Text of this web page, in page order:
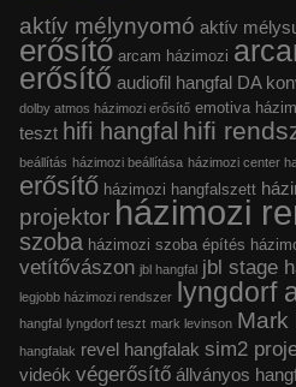
aktív mélynyomó aktív
erősítő arcam házimozi
erősítő audiofil hangfal DA
dolby atmos házimozi erősítő emotiva
teszt hifi hangfal hifi
beállítás házimozi beállítása házimozi center
erősítő házimozi hangfalszett
projektor házimozi
szoba házimozi szoba építés
vetítővászon jbl hangfal jbl stage
legjobb házimozi rendszer lyngdorf
hangfal lyngdorf teszt mark levinson Mark
hangfalak revel hangfalak sim2
videók végerősítő állványos